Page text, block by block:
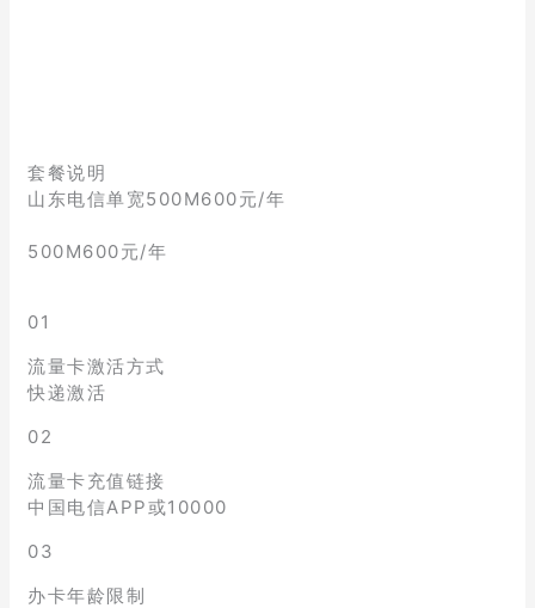
套餐说明
山东电信单宽500M600元/年
500M600元/年
01
流量卡激活方式
快递激活
02
流量卡充值链接
中国电信APP或10000
03
办卡年龄限制